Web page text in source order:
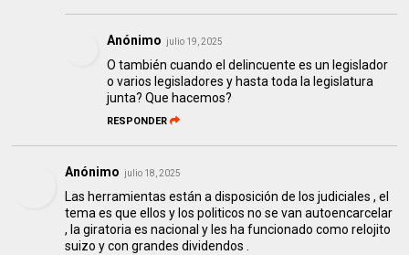
Anónimo julio 19, 2025
O también cuando el delincuente es un legislador
o varios legisladores y hasta toda la legislatura
junta? Que hacemos?
RESPONDER
Anónimo julio 18, 2025
Las herramientas están a disposición de los judiciales , el
tema es que ellos y los politicos no se van autoencarcelar
, la giratoria es nacional y les ha funcionado como relojito
suizo y con grandes dividendos .